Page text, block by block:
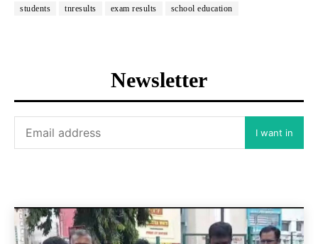
students
tnresults exam results school education
Newsletter
I want in